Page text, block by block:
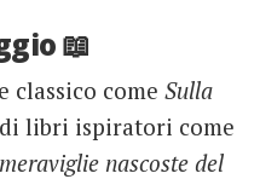
📖
come Sulla
libri ispiratori come
nascoste del